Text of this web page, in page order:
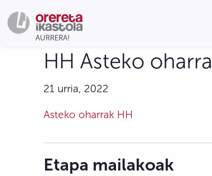
HH Asteko
21 urria, 2022
Asteko oharrak HH
Etapa mailakoak